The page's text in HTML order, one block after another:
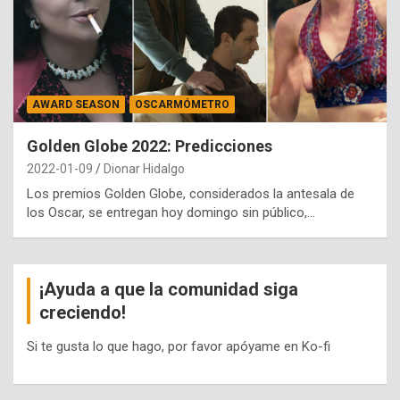
AWARD SEASON OSCARMÓMETRO
Golden Globe 2022: Predicciones
2022-01-09 Dionar Hidalgo
Los premios Golden Globe, considerados la antesala de
los Oscar, se entregan hoy domingo sin público,…
¡Ayuda a que la comunidad siga
creciendo!
Si te gusta lo que hago, por favor apóyame en Ko-fi